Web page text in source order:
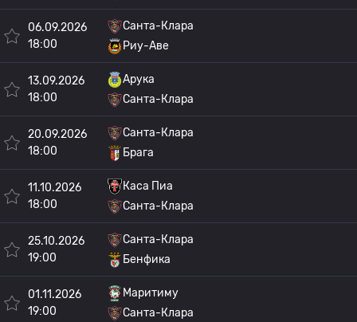
06.09.2026
18:00
Санта-Клара
Риу-Аве
13.09.2026
18:00
Арука
Санта-Клара
20.09.2026
18:00
Санта-Клара
Брага
11.10.2026
18:00
Каса Пиа
Санта-Клара
25.10.2026
19:00
Санта-Клара
Бенфика
01.11.2026
19:00
Маритиму
Санта-Клара